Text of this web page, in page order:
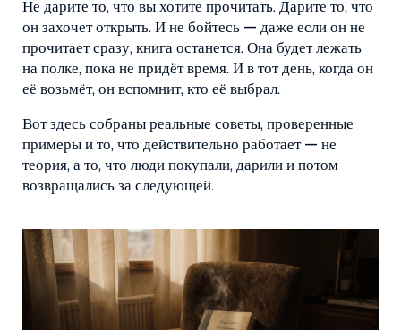
Не дарите то, что вы хотите прочитать. Дарите то, что
он захочет открыть. И не бойтесь — даже если он не
прочитает сразу, книга останется. Она будет лежать
на полке, пока не придёт время. И в тот день, когда он
её возьмёт, он вспомнит, кто её выбрал.
Вот здесь собраны реальные советы, проверенные
примеры и то, что действительно работает — не
теория, а то, что люди покупали, дарили и потом
возвращались за следующей.